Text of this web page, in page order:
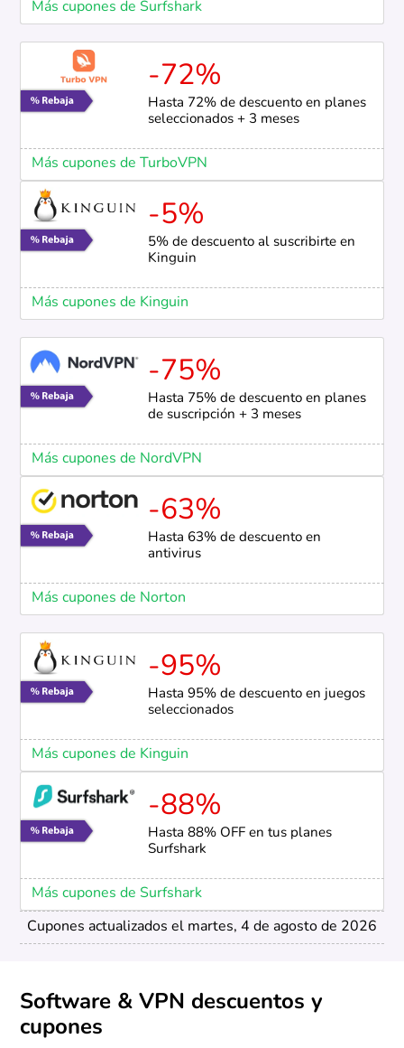
Más cupones de Surfshark
-72%
Hasta 72% de descuento en planes
seleccionados + 3 meses
Más cupones de TurboVPN
-5%
5% de descuento al suscribirte en
Kinguin
Más cupones de Kinguin
-75%
Hasta 75% de descuento en planes
de suscripción + 3 meses
Más cupones de NordVPN
-63%
Hasta 63% de descuento en
antivirus
Más cupones de Norton
-95%
Hasta 95% de descuento en juegos
seleccionados
Más cupones de Kinguin
-88%
Hasta 88% OFF en tus planes
Surfshark
Más cupones de Surfshark
Cupones actualizados el martes, 4 de agosto de 2026
Software & VPN descuentos y
cupones